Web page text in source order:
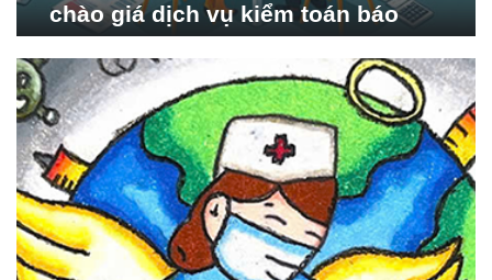
chào giá dịch vụ kiểm toán báo
Nghiên cứu Phát triển Xã
hội_ISDS)